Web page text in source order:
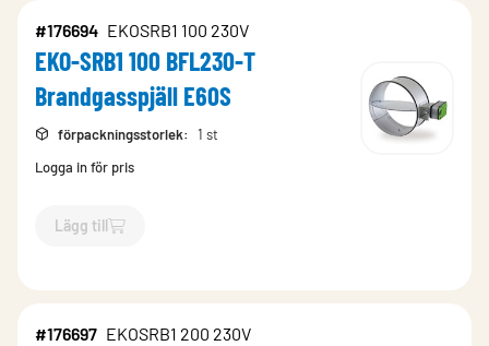
#176694 EKOSRB1 100 230V
EKO-SRB1 100 BFL230-T
Brandgasspjäll E60S
förpackningsstorlek:
1 st
Logga in för pris
Lägg till
`$Lägg till
#176697 EKOSRB1 200 230V